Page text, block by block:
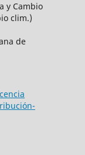
y Cambio
clim.)
de